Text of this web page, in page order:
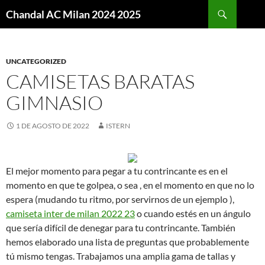
Chandal AC Milan 2024 2025
UNCATEGORIZED
CAMISETAS BARATAS
GIMNASIO
1 DE AGOSTO DE 2022 ISTERN
El mejor momento para pegar a tu contrincante es en el
momento en que te golpea, o sea , en el momento en que no lo
espera (mudando tu ritmo, por servirnos de un ejemplo ),
camiseta inter de milan 2022 23o cuando estés en un ángulo
que sería difícil de denegar para tu contrincante. También
hemos elaborado una lista de preguntas que probablemente
tú mismo tengas. Trabajamos una amplia gama de tallas y